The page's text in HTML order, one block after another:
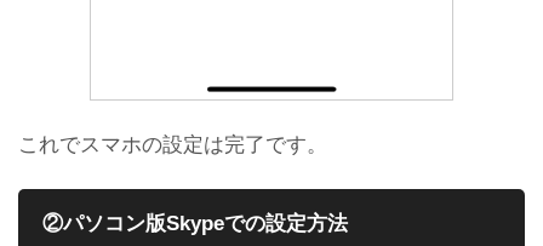
これでスマホの設定は完了です。
②パソコン版Skypeでの設定方法